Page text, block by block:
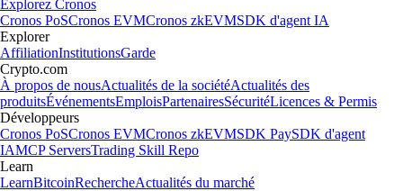
Explorez Cronos
Cronos PoSCronos EVMCronos zkEVMSDK d'agent IA
Explorer
AffiliationInstitutionsGarde
Crypto.com
À propos de nousActualités de la sociétéActualités des
produitsÉvénementsEmploisPartenairesSécuritéLicences & Permis
Développeurs
Cronos PoSCronos EVMCronos zkEVMSDK PaySDK d'agent
IAMCP ServersTrading Skill Repo
Learn
LearnBitcoinRechercheActualités du marché